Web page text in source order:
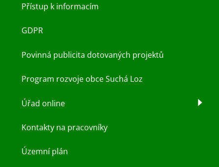
Přístup k informacím
GDPR
Povinná publicita dotovaných projektů
Program rozvoje obce Suchá Loz
Úřad online
Kontakty na pracovníky
Územní plán